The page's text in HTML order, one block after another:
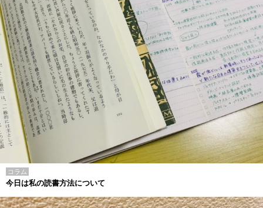
コラム
今日は私の読書方法について